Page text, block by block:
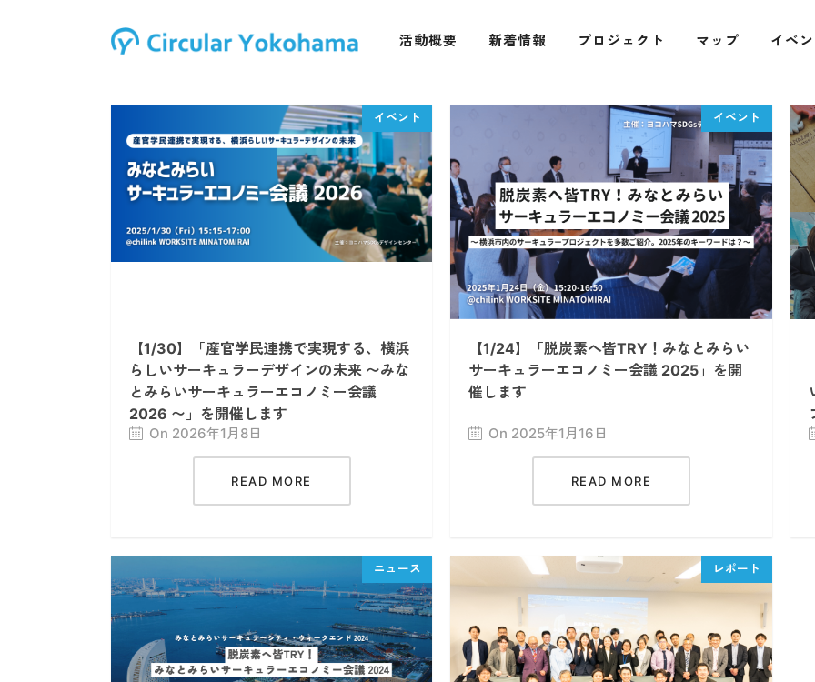
活動概要 新着情報 プロジェクト マップ イベ
【1/30】「産官学民連携で実現する、横浜
らしいサーキュラーデザインの未来 〜みな
とみらいサーキュラーエコノミー会議
2026 〜」を開催します
On 2026年1月8日
READ MORE
【1/24】「脱炭素へ皆TRY！みなとみらい
サーキュラーエコノミー会議 2025」を開
催します
On 2025年1月16日
READ MORE